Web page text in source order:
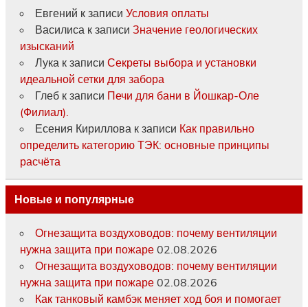
Евгений к записи Условия оплаты
Василиса к записи Значение геологических
изысканий
Лука к записи Секреты выбора и установки
идеальной сетки для забора
Глебк записи Печи для бани в Йошкар-Оле
(Филиал).
Есения Кириллова к записи Как правильно
определить категорию ТЭК: основные принципы
расчёта
Новые и популярные
Огнезащита воздуховодов: почему вентиляции
нужна защита при пожаре 02.08.2026
Огнезащита воздуховодов: почему вентиляции
нужна защита при пожаре 02.08.2026
Как танковый камбэк меняет ход боя и помогает